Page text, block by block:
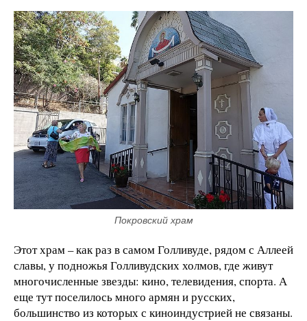
Покровский храм
Этот храм – как раз в самом Голливуде, рядом с Аллеей
славы, у подножья Голливудских холмов, где живут
многочисленные звезды: кино, телевидения, спорта. А
еще тут поселилось много армян и русских,
большинство из которых с киноиндустрией не связаны.